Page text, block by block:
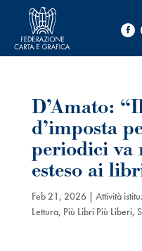
D’Amato:
d’imposta
periodici va
esteso ai
Feb 21, 2026| Attività
Lettura, Più Libri Più Liberi,